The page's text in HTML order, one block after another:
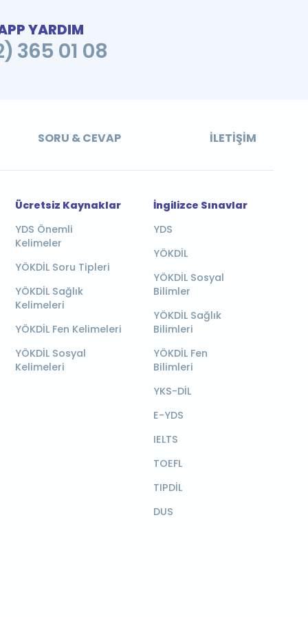
YARDIM
365 01 08
SORU & CEVAP İLETIŞIM
Ücretsiz Kaynaklar
YDS Önemli
Kelimeler
YÖKDİL Soru Tipleri
YÖKDİL Sağlık
Kelimeleri
YÖKDİL Fen Kelimeleri
YÖKDİL Sosyal
Kelimeleri
İngilizce Sınavlar
YDS
YÖKDİL
YÖKDİL Sosyal
Bilimler
YÖKDİL Sağlık
Bilimleri
YÖKDİL Fen
Bilimleri
YKS-DİL
E-YDS
IELTS
TOEFL
TIPDİL
DUS